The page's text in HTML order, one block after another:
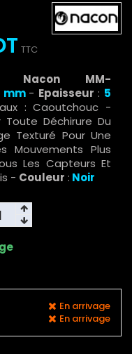
TTC
Nacon MM-
mm - Epaisseur : 5
: Caoutchouc -
Toute Déchirure Du
Texturé Pour Une
Mouvements Plus
Les Capteurs Et
- Couleur : Noir
En arrivage
En arrivage